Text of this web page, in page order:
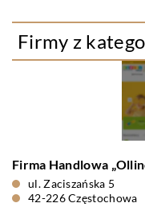
Firmy z
Firma Handlowa
ul. Zaciszańska 5
42-226 Częstochowa